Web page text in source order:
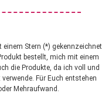
Stern (*) gekennzeichnet
bestellt, mich mit einem
die Produkte, da ich voll und
Für Euch entstehen
Mehraufwand.